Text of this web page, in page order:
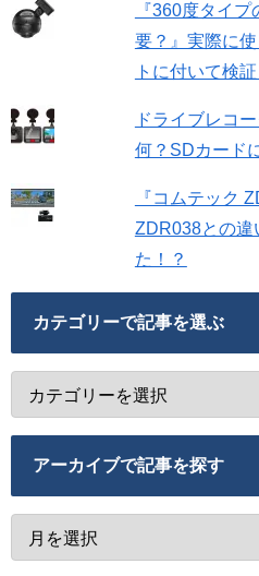
『360度タイ
要？』実際に
トに付いて検証
ドライブレコ
何？SDカード
『コムテック
ZDR038との違
た！？
カテゴリーで記事を選ぶ
アーカイブで記事を探す